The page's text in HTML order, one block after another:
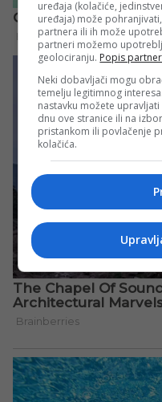
uređaja (kolačiće,
uređaja) može
partnera ili ih može
partneri možemo
geolociranju. Popis
Neki dobavljači mogu
temelju legitimnog
nastavku možete
dnu ove stranice ili na
pristankom ili povlačenje
kolačića.